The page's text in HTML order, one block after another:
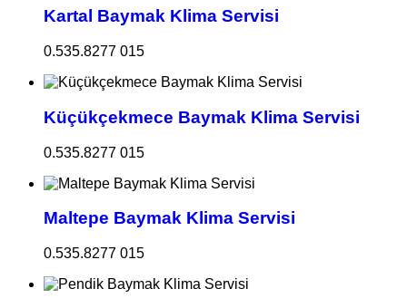
Kartal Baymak Klima Servisi
0.535.8277 015
Küçükçekmece Baymak Klima Servisi
0.535.8277 015
Maltepe Baymak Klima Servisi
0.535.8277 015